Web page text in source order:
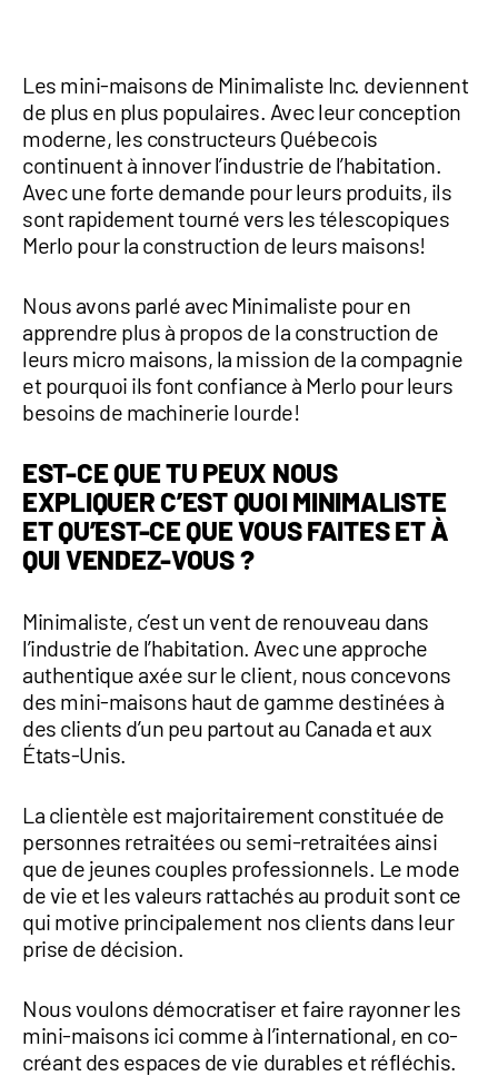
CONTACTEZ-NOUS
Les mini-maisons de Minimaliste Inc. deviennent
de plus en plus populaires. Avec leur conception
moderne, les constructeurs Québecois
continuent à innover l’industrie de l’habitation.
Avec une forte demande pour leurs produits, ils
sont rapidement tourné vers les télescopiques
Merlo pour la construction de leurs maisons!
Nous avons parlé avec Minimaliste pour en
apprendre plus à propos de la construction de
leurs micro maisons, la mission de la compagnie
et pourquoi ils font confiance à Merlo pour leurs
besoins de machinerie lourde!
EST-CE QUE TU PEUX NOUS
EXPLIQUER C’EST QUOI MINIMALISTE
ET QU’EST-CE QUE VOUS FAITES ET À
QUI VENDEZ-VOUS ?
Minimaliste, c’est un vent de renouveau dans
l’industrie de l’habitation. Avec une approche
authentique axée sur le client, nous concevons
des mini-maisons haut de gamme destinées à
des clients d’un peu partout au Canada et aux
États-Unis.
La clientèle est majoritairement constituée de
personnes retraitées ou semi-retraitées ainsi
que de jeunes couples professionnels. Le mode
de vie et les valeurs rattachés au produit sont ce
qui motive principalement nos clients dans leur
prise de décision.
Nous voulons démocratiser et faire rayonner les
mini-maisons ici comme à l’international, en co-
créant des espaces de vie durables et réfléchis.